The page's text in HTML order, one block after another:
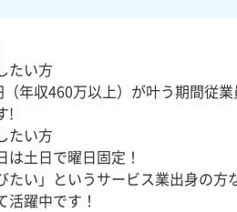
たい方
年収460万以上）が叶う期間従業
!
たい方
土日で曜日固定！
たい」というサービス業出身の方
躍中です！